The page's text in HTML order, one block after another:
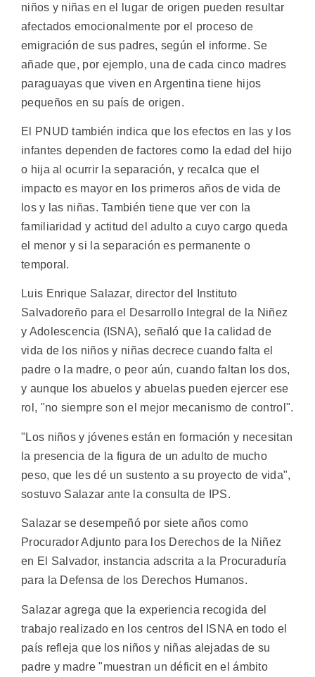
niños y niñas en el lugar de origen pueden resultar
afectados emocionalmente por el proceso de
emigración de sus padres, según el informe. Se
añade que, por ejemplo, una de cada cinco madres
paraguayas que viven en Argentina tiene hijos
pequeños en su país de origen.
El PNUD también indica que los efectos en las y los
infantes dependen de factores como la edad del hijo
o hija al ocurrir la separación, y recalca que el
impacto es mayor en los primeros años de vida de
los y las niñas. También tiene que ver con la
familiaridad y actitud del adulto a cuyo cargo queda
el menor y si la separación es permanente o
temporal.
Luis Enrique Salazar, director del Instituto
Salvadoreño para el Desarrollo Integral de la Niñez
y Adolescencia (ISNA), señaló que la calidad de
vida de los niños y niñas decrece cuando falta el
padre o la madre, o peor aún, cuando faltan los dos,
y aunque los abuelos y abuelas pueden ejercer ese
rol, "no siempre son el mejor mecanismo de control".
"Los niños y jóvenes están en formación y necesitan
la presencia de la figura de un adulto de mucho
peso, que les dé un sustento a su proyecto de vida",
sostuvo Salazar ante la consulta de IPS.
Salazar se desempeñó por siete años como
Procurador Adjunto para los Derechos de la Niñez
en El Salvador, instancia adscrita a la Procuraduría
para la Defensa de los Derechos Humanos.
Salazar agrega que la experiencia recogida del
trabajo realizado en los centros del ISNA en todo el
país refleja que los niños y niñas alejadas de su
padre y madre "muestran un déficit en el ámbito